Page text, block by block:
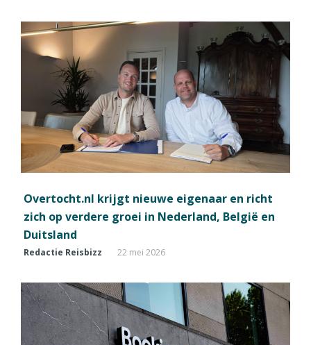
Overtocht.nl krijgt nieuwe eigenaar en richt
zich op verdere groei in Nederland, België en
Duitsland
Redactie Reisbizz 22 mei 2026